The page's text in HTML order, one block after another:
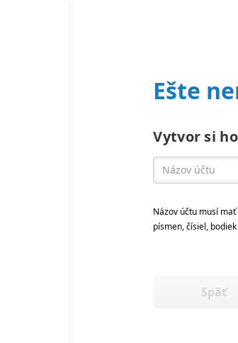
Ešte
Vytvor si
Názov účtu musí
písmen, čísiel,